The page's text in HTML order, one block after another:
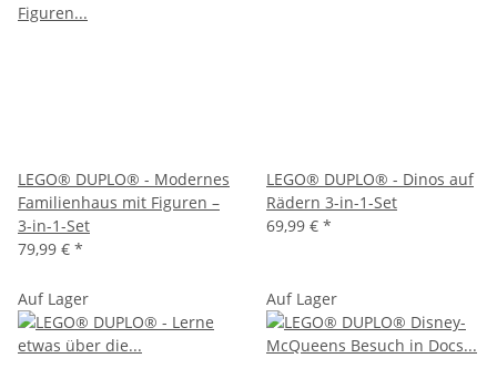
LEGO® DUPLO® - Modernes
Familienhaus mit Figuren –
3-in-1-Set
79,99 € *
LEGO® DUPLO® - Dinos auf
Rädern 3-in-1-Set
69,99 € *
Auf Lager Auf Lager